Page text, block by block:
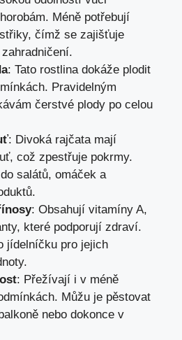
Méně potřebují
čímž se zajišťuje
: Tato rostlina dokáže plodit
Pravidelným
čerstvé plody po celou
: Divoká rajčata mají
což zpestřuje pokrmy.
salátů, omáček a
: Obsahují vitamíny A,
které podporují zdraví.
jídelníčku pro jejich
: Přežívají i v méně
Můžu je pěstovat
nebo dokonce v